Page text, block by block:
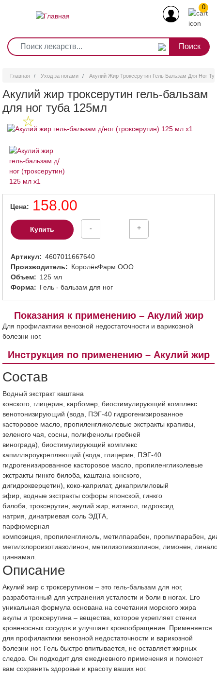
0
Главная Уход за ногами Акулий Жир Троксерутин Гель Бальзам Для Ног
Акулий жир троксерутин гель-бальзам
для ног туба 125мл
Цена 158.00
Купить - +
Артикул
4607011667640
Производитель
КоролёвФарм ООО
Объем
125 мл
Форма
Гель - бальзам для ног
Показания к применению – Акулий жир
Для профилактики венозной недостаточности и варикозной
болезни ног.
Инструкция по применению – Акулий жир
Состав
Водный экстракт каштана
конского, глицерин, карбомер, биостимулирующий комплекс
венотонизирующий (вода, ПЭГ-40 гидрогенизированное
касторовое масло, пропиленгликолевые экстракты крапивы,
зеленого чая, сосны, полифенолы гребней
винограда), биостимулирующий комплекс
капилляроукрепляющий (вода, глицерин, ПЭГ-40
гидрогенизированное касторовое масло, пропиленгликолевые
экстракты гинкго билоба, каштана конского,
дигидрокверцетин), коко-каприлат, дикаприлиловый
эфир, водные экстракты софоры японской, гинкго
билоба, троксерутин, акулий жир, витанол, гидроксид
натрия, динатриевая соль ЭДТА,
парфюмерная
композиция, пропиленгликоль, метилпарабен, пропилпарабен,
метилхлороизотиазолинон, метилизотиазолинон, лимонен,
циннамал.
Описание
Акулий жир с троксерутином – это гель-бальзам для ног,
разработанный для устранения усталости и боли в ногах. Его
уникальная формула основана на сочетании морского жира
акулы и троксерутина – вещества, которое укрепляет стенки
кровеносных сосудов и улучшает кровообращение. Применяется
для профилактики венозной недостаточности и варикозной
болезни ног. Гель быстро впитывается, не оставляет жирных
следов. Он подходит для ежедневного применения и поможет
вам сохранить здоровье и красоту ваших ног.